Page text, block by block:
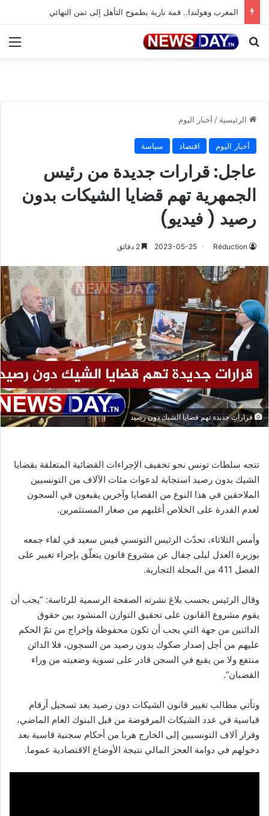
المغرب وهولندا.. قمة نارية بطموح التأهل إلى ثمن النهائي
بحث عن
الرئيسية / أخبار اليوم
أخبار اليوم اقتصاد سياسة
عاجل: قرارات جديدة من رئيس
الجمهرية تهم قضايا الشيكات بدون
رصيد ( فيديو)
Réduction
2023-05-25
قرارات جديدة تهم قضايا الشيك دون رصيد
تتجه سلطات تونس نحو تخفيف الإجراءات القضائية المتعلقة بقضايا
الشيك بدون رصيد استجابة لدعوات مئات الآلاف من التونسيين
الملاحقين في هذا النوع من القضايا وآخرين يقبعون في السجون
لعدم القدرة على الخلاص أغلبهم من صغار المستثمرين.
وأمس الثلاثاء، تحدّث الرئيس التونسي قيس سعيد في لقاء جمعه
بوزيرة العدل ليلى جفال عن مشروع قانون يتعلّق بإجراء تغيير على
الفصل 411 من المجلة التجارية.
وقال الرئيس بحسب بلاغ نشرته الصفحة الرسمية للرئاسة: “يجب أن
يقوم مشروع القانون على تحقيق التوازن المنشود بين حقوق
الدائنين من جهة التي يجب أن تكون محفوظة وإخراج من تمّ الحكم
عليهم من أجل إصدار صكوك بدون رصيد من السجون، فلا الدائن
منتفع ولا من يقبع في السجن قادر على تسوية وضعيته من وراء
القضبان”.
وتأتي مطالب تغيير قانون الشيكات دون رصيد بعد تسجيل أرقام
قياسية في عدد الشيكات المرفوضة من قبل البنوك العام الماضي،
وفرار آلاف التونسيين إلى الخارج هربا من أحكام سجنية قاسية بعد
دخولهم في دوامة العجز المالي نتيجة الأوضاع الاقتصادية عموما.